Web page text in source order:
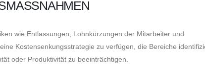
wie Entlassungen, Lohnkürzungen der Mitarbeiter und
Kostensenkungsstrategie zu verfügen, die Bereiche
oder Produktivität zu beeinträchtigen.